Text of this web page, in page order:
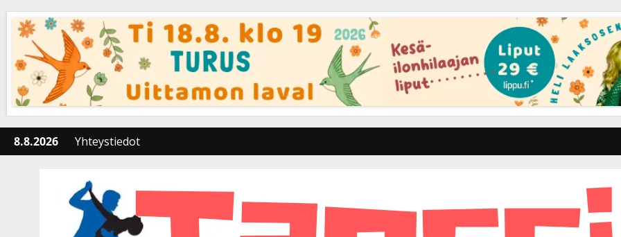
content
8.8.2026 Yhteystiedot